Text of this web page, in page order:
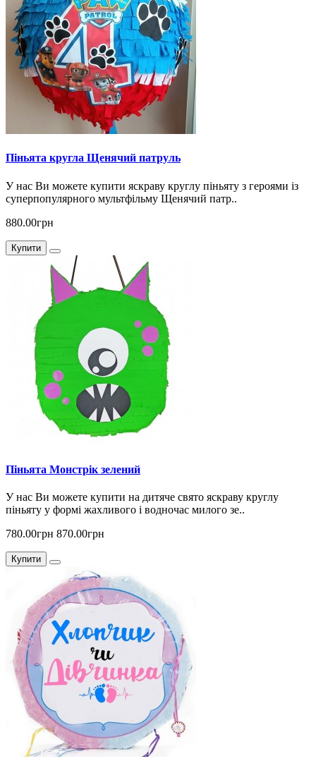
Піньята кругла Щенячий патруль
У нас Ви можете купити яскраву круглу піньяту з героями із
суперпопулярного мультфільму Щенячий патр..
880.00грн
Купити
Піньята Монстрік зелений
У нас Ви можете купити на дитяче свято яскраву круглу
піньяту у формі жахливого і водночас милого зе..
780.00грн 870.00грн
Купити